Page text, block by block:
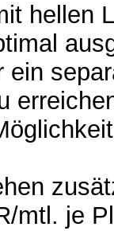
hellen
mtl. je